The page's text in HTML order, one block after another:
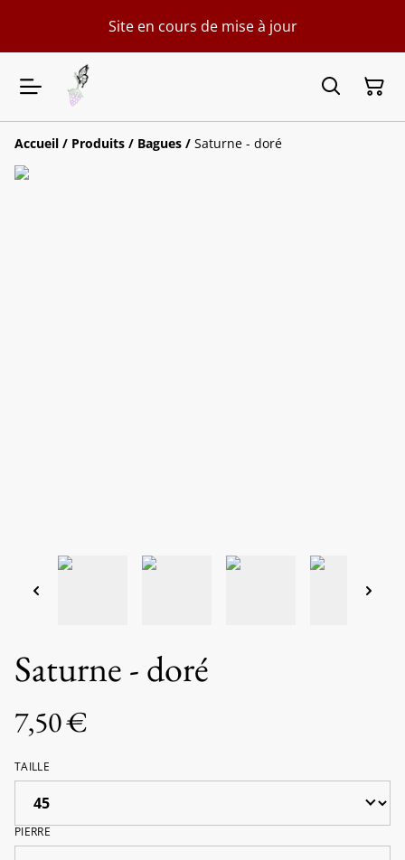
Site en cours de mise à jour
Accueil / Produits / Bagues / Saturne - doré
Saturne - doré
7,50 €
TAILLE
PIERRE